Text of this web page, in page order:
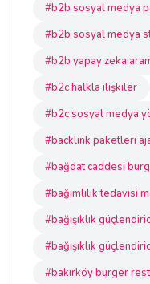
#b2b sosyal medya
#b2b sosyal medya
#b2b yapay zeka
#b2c halkla ilişkiler
#b2c sosyal medya
#backlink paketleri
#bağdat caddesi
#bağımlılık tedavisi
#bağışıklık
#bağışıklık
#bakırköy burger